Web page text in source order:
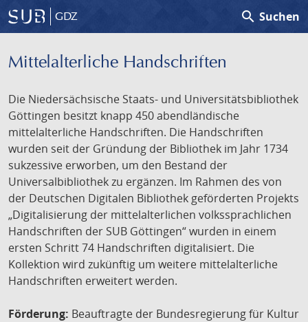
GDZ search Suchen
Mittelalterliche Handschriften
Die Niedersächsische Staats- und Universitätsbibliothek
Göttingen besitzt knapp 450 abendländische
mittelalterliche Handschriften. Die Handschriften
wurden seit der Gründung der Bibliothek im Jahr 1734
sukzessive erworben, um den Bestand der
Universalbibliothek zu ergänzen. Im Rahmen des von
der Deutschen Digitalen Bibliothek geförderten Projekts
„Digitalisierung der mittelalterlichen volkssprachlichen
Handschriften der SUB Göttingen“ wurden in einem
ersten Schritt 74 Handschriften digitalisiert. Die
Kollektion wird zukünftig um weitere mittelalterliche
Handschriften erweitert werden.
Förderung: Beauftragte der Bundesregierung für Kultur